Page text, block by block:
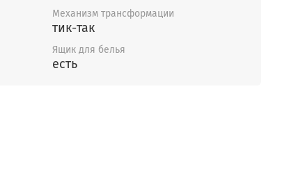
Механизм трансформации
тик-так
Ящик для белья
есть